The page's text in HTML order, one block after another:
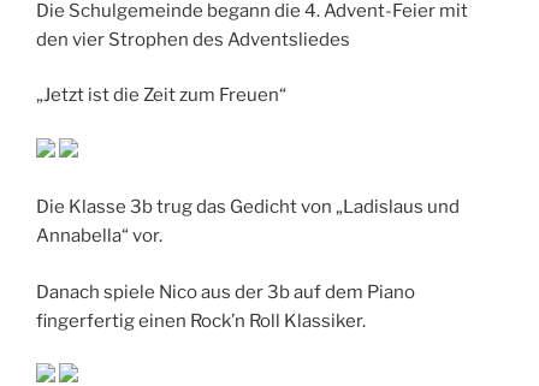
Die Schulgemeinde begann die 4. Advent-Feier mit
den vier Strophen des Adventsliedes
„Jetzt ist die Zeit zum Freuen“
Die Klasse 3b trug das Gedicht von „Ladislaus und
Annabella“ vor.
Danach spiele Nico aus der 3b auf dem Piano
fingerfertig einen Rock’n Roll Klassiker.